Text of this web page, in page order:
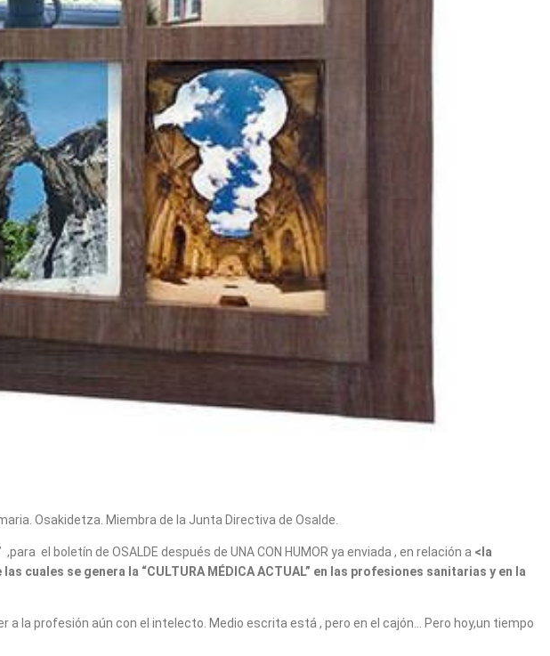
Osakidetza. Miembra de la Junta Directiva de Osalde.
el boletín de OSALDE después de UNA CON HUMOR ya enviada , en relación a <la
cuales se genera la “CULTURA MÉDICA ACTUAL” en las profesiones sanitarias y en la
la profesión aún con el intelecto. Medio escrita está , pero en el cajón… Pero hoy,un tiempo